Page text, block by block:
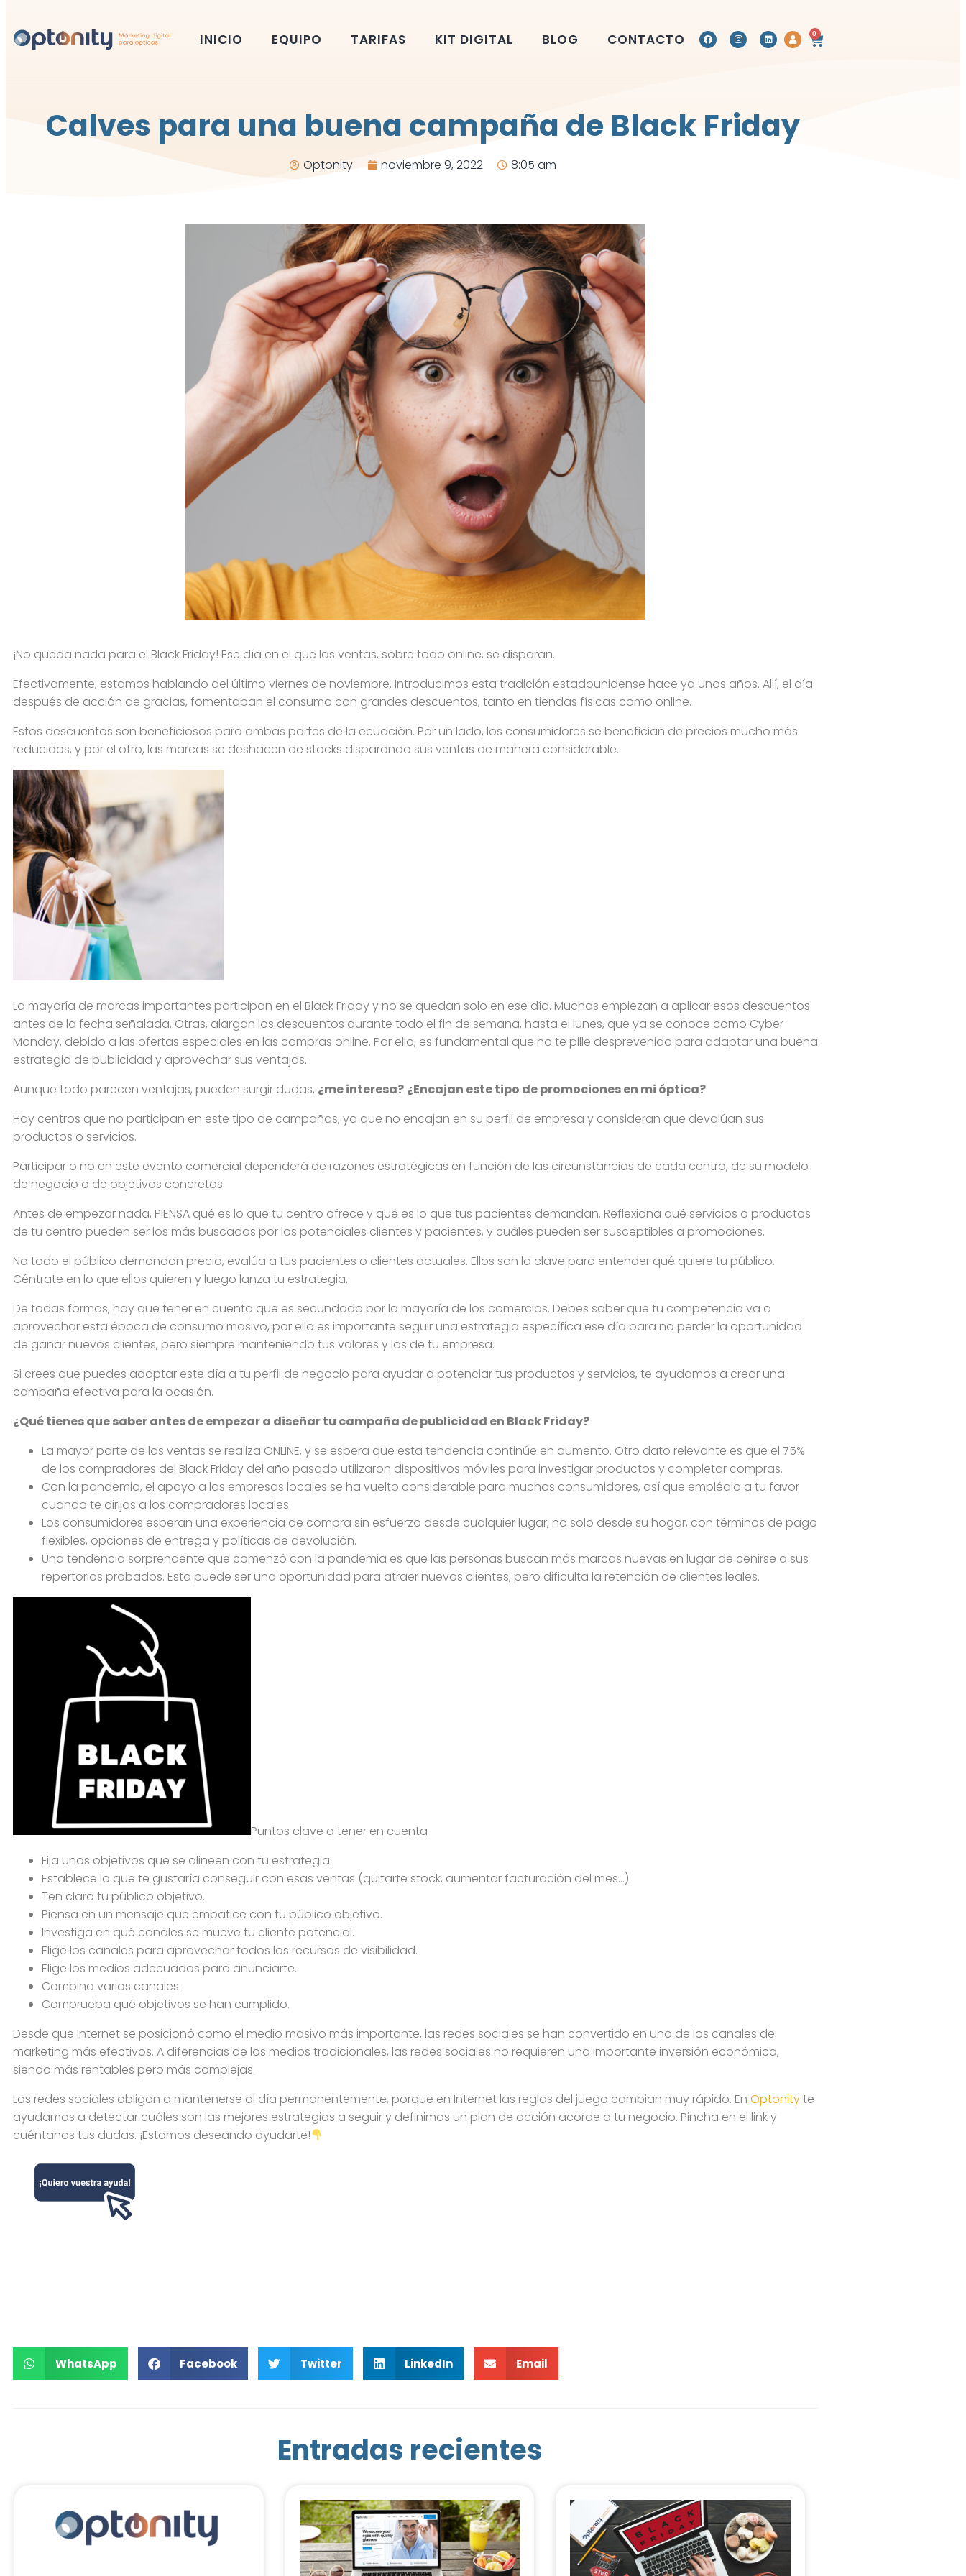
INICIO EQUIPO TARIFAS KIT DIGITAL BLOG CONTACTO 0
Calves para una buena campaña de Black Friday
Optonity noviembre 9, 2022 8:05 am
¡No queda nada para el Black Friday! Ese día en el que las ventas, sobre todo online, se disparan.
Efectivamente, estamos hablando del último viernes de noviembre. Introducimos esta tradición estadounidense hace ya unos años. Allí, el día
después de acción de gracias, fomentaban el consumo con grandes descuentos, tanto en tiendas físicas como online.
Estos descuentos son beneficiosos para ambas partes de la ecuación. Por un lado, los consumidores se benefician de precios mucho más
reducidos, y por el otro, las marcas se deshacen de stocks disparando sus ventas de manera considerable.
La mayoría de marcas importantes participan en el Black Friday y no se quedan solo en ese día. Muchas empiezan a aplicar esos descuentos
antes de la fecha señalada. Otras, alargan los descuentos durante todo el fin de semana, hasta el lunes, que ya se conoce como Cyber
Monday, debido a las ofertas especiales en las compras online. Por ello, es fundamental que no te pille desprevenido para adaptar una buena
estrategia de publicidad y aprovechar sus ventajas.
Aunque todo parecen ventajas, pueden surgir dudas, ¿me interesa? ¿Encajan este tipo de promociones en mi óptica?
Hay centros que no participan en este tipo de campañas, ya que no encajan en su perfil de empresa y consideran que devalúan sus
productos o servicios.
Participar o no en este evento comercial dependerá de razones estratégicas en función de las circunstancias de cada centro, de su modelo
de negocio o de objetivos concretos.
Antes de empezar nada, PIENSA qué es lo que tu centro ofrece y qué es lo que tus pacientes demandan. Reflexiona qué servicios o productos
de tu centro pueden ser los más buscados por los potenciales clientes y pacientes, y cuáles pueden ser susceptibles a promociones.
No todo el público demandan precio, evalúa a tus pacientes o clientes actuales. Ellos son la clave para entender qué quiere tu público.
Céntrate en lo que ellos quieren y luego lanza tu estrategia.
De todas formas, hay que tener en cuenta que es secundado por la mayoría de los comercios. Debes saber que tu competencia va a
aprovechar esta época de consumo masivo, por ello es importante seguir una estrategia específica ese día para no perder la oportunidad
de ganar nuevos clientes, pero siempre manteniendo tus valores y los de tu empresa.
Si crees que puedes adaptar este día a tu perfil de negocio para ayudar a potenciar tus productos y servicios, te ayudamos a crear una
campaña efectiva para la ocasión.
¿Qué tienes que saber antes de empezar a diseñar tu campaña de publicidad en Black Friday?
La mayor parte de las ventas se realiza ONLINE, y se espera que esta tendencia continúe en aumento. Otro dato relevante es que el 75%
de los compradores del Black Friday del año pasado utilizaron dispositivos móviles para investigar productos y completar compras.
Con la pandemia, el apoyo a las empresas locales se ha vuelto considerable para muchos consumidores, así que empléalo a tu favor
cuando te dirijas a los compradores locales.
Los consumidores esperan una experiencia de compra sin esfuerzo desde cualquier lugar, no solo desde su hogar, con términos de pago
flexibles, opciones de entrega y políticas de devolución.
Una tendencia sorprendente que comenzó con la pandemia es que las personas buscan más marcas nuevas en lugar de ceñirse a sus
repertorios probados. Esta puede ser una oportunidad para atraer nuevos clientes, pero dificulta la retención de clientes leales.
Puntos clave a tener en cuenta
Fija unos objetivos que se alineen con tu estrategia.
Establece lo que te gustaría conseguir con esas ventas (quitarte stock, aumentar facturación del mes…)
Ten claro tu público objetivo.
Piensa en un mensaje que empatice con tu público objetivo.
Investiga en qué canales se mueve tu cliente potencial.
Elige los canales para aprovechar todos los recursos de visibilidad.
Elige los medios adecuados para anunciarte.
Combina varios canales.
Comprueba qué objetivos se han cumplido.
Desde que Internet se posicionó como el medio masivo más importante, las redes sociales se han convertido en uno de los canales de
marketing más efectivos. A diferencias de los medios tradicionales, las redes sociales no requieren una importante inversión económica,
siendo más rentables pero más complejas.
Las redes sociales obligan a mantenerse al día permanentemente, porque en Internet las reglas del juego cambian muy rápido. En Optonityte
ayudamos a detectar cuáles son las mejores estrategias a seguir y definimos un plan de acción acorde a tu negocio. Pincha en el link y
cuéntanos tus dudas. ¡Estamos deseando ayudarte!
WhatsApp Facebook Twitter LinkedIn Email
Entradas recientes